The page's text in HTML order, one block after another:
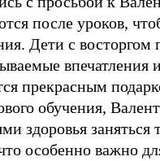
после уроков,
Дети с
впечатления
прекрасным
обучения,
здоровья заняться
особенно важно